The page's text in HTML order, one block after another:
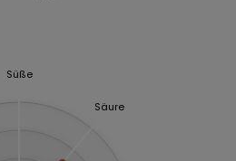
Süße
Säure